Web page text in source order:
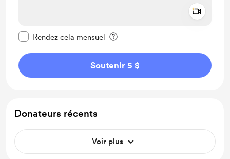
Rendez cela mensuel
Soutenir 5 $
Donateurs récents
Voir plus